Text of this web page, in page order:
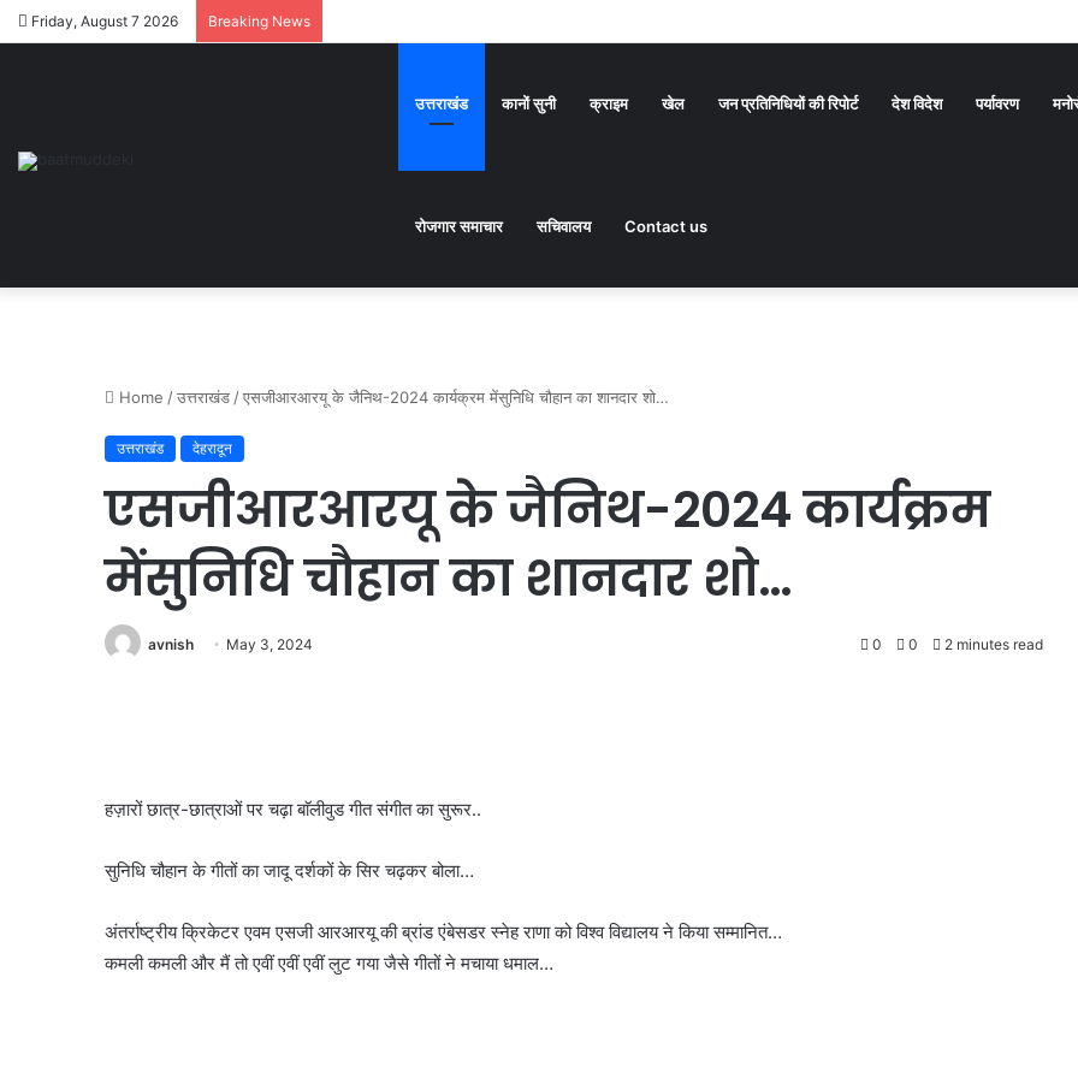
Friday, August 7 2026 Breaking News
उत्तराखंड कानों सुनी क्राइम खेल जन प्रतिनिधियों की रिपोर्ट देश विदेश पर्यावरण
रोजगार समाचार सचिवालय Contact us
Home /उत्तराखंड /एसजीआरआरयू के जैनिथ-2024 कार्यक्रम मेंसुनिधि चौहान का शानदार शो…
उत्तराखंड देहरादून
एसजीआरआरयू के जैनिथ-2024 कार्यक्रम
मेंसुनिधि चौहान का शानदार शो…
avnish May 3, 2024 0 0 2 minutes read
हज़ारों छात्र-छात्राओं पर चढ़ा बाॅलीवुड गीत संगीत का सुरूर..
सुनिधि चौहान के गीतों का जादू दर्शकों के सिर चढ़कर बोला…
अंतर्राष्ट्रीय क्रिकेटर एवम एसजी आरआरयू की ब्रांड एंबेसडर स्नेह राणा को विश्व विद्यालय ने किया सम्मानित…
कमली कमली और मैं तो एवीं एवीं एवीं लुट गया जैसे गीतों ने मचाया धमाल…